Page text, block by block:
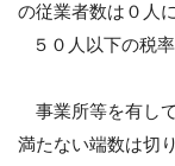
の従業者数は０人
５０人以下の税率
事業所等を有し
満たない端数は切